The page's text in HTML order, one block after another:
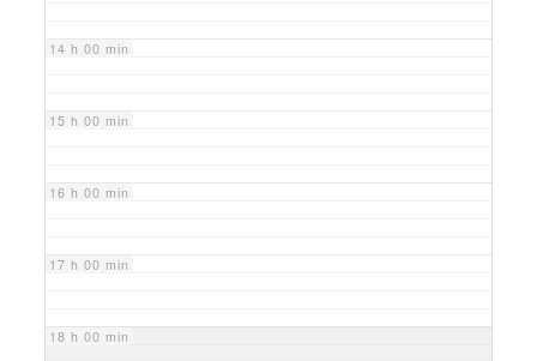
14 h 00 min
15 h 00 min
16 h 00 min
17 h 00 min
18 h 00 min